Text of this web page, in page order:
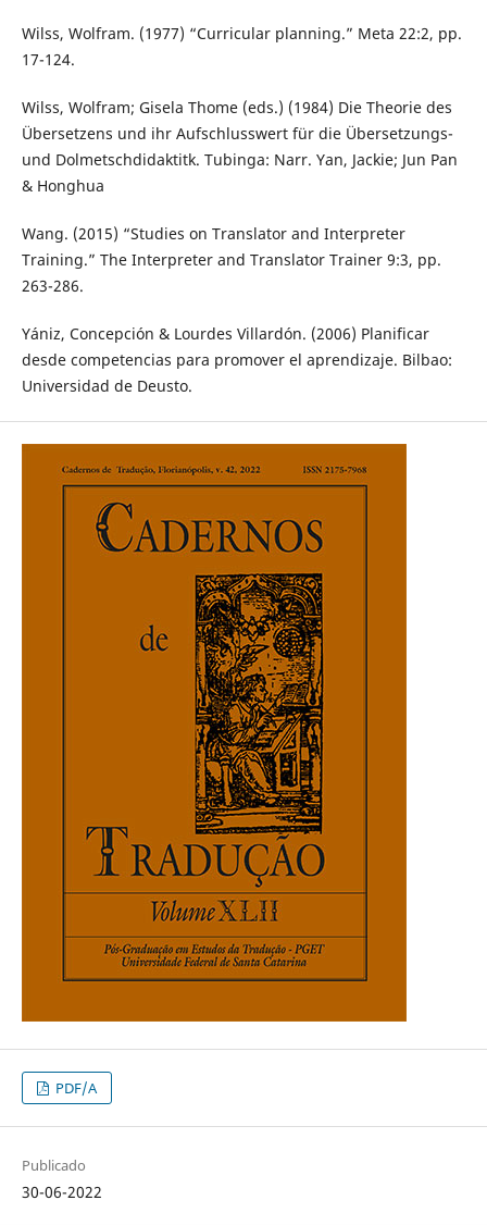
Wilss, Wolfram. (1977) “Curricular planning.” Meta 22:2, pp.
17-124.
Wilss, Wolfram; Gisela Thome (eds.) (1984) Die Theorie des
Übersetzens und ihr Aufschlusswert für die Übersetzungs-
und Dolmetschdidaktitk. Tubinga: Narr. Yan, Jackie; Jun Pan
& Honghua
Wang. (2015) “Studies on Translator and Interpreter
Training.” The Interpreter and Translator Trainer 9:3, pp.
263-286.
Yániz, Concepción & Lourdes Villardón. (2006) Planificar
desde competencias para promover el aprendizaje. Bilbao:
Universidad de Deusto.
PDF/A
Publicado
30-06-2022